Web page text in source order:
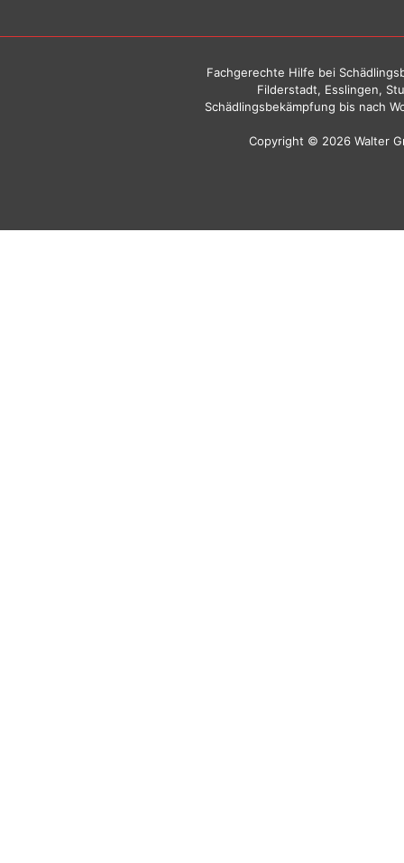
Fachgerechte Hilfe bei
Filderstadt, Esslingen,
Schädlingsbekämpfung bis nach
Copyright © 2026 Walter